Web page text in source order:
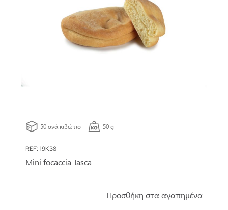
50 ανά κιβώτιο 50 g
REF: 19K38
Mini focaccia Tasca
Προσθήκη στα αγαπημένα